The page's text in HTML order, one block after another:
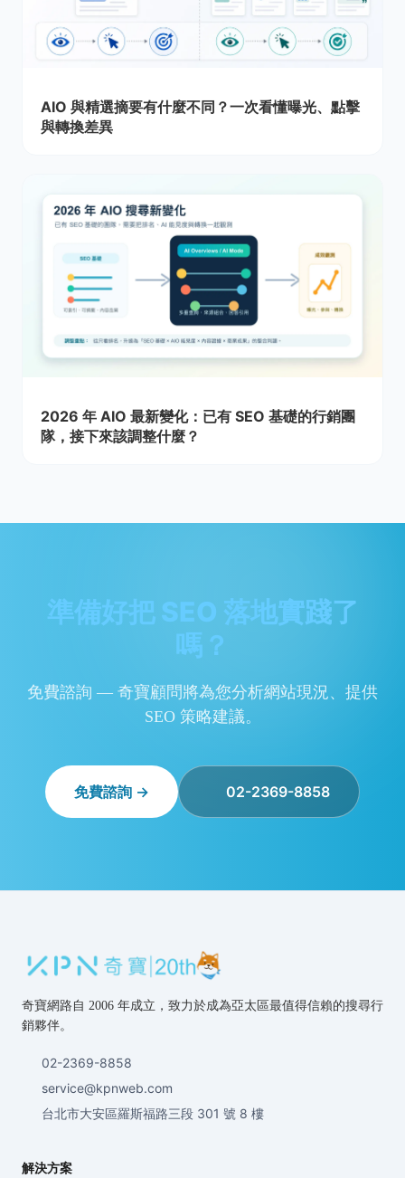
AIO 與精選摘要有什麼不同？一次看懂曝光、點擊
與轉換差異
2026 年 AIO 最新變化：已有 SEO 基礎的行銷團
隊，接下來該調整什麼？
準備好把 SEO 落地實踐了
嗎？
免費諮詢 — 奇寶顧問將為您分析網站現況、提供
SEO 策略建議。
免費諮詢 → 02-2369-8858
奇寶網路自 2006 年成立，致力於成為亞太區最值得信賴的搜尋行
銷夥伴。
02-2369-8858
service@kpnweb.com
台北市大安區羅斯福路三段 301 號 8 樓
解決方案